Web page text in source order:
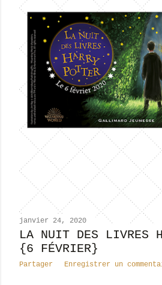
janvier 24, 2020
LA NUIT DES LIVRES
{6 FÉVRIER}
Partager Enregistrer un